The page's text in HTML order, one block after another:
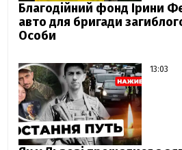
Благодійний фонд Ірини
авто для бригади
Особи
13:03